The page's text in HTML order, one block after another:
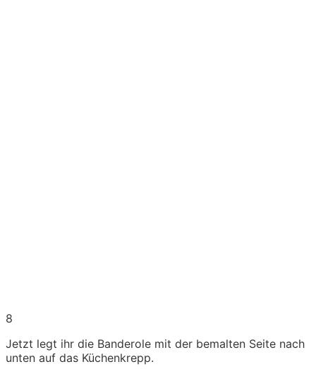
8
Jetzt legt ihr die Banderole mit der bemalten Seite nach
unten auf das Küchenkrepp.